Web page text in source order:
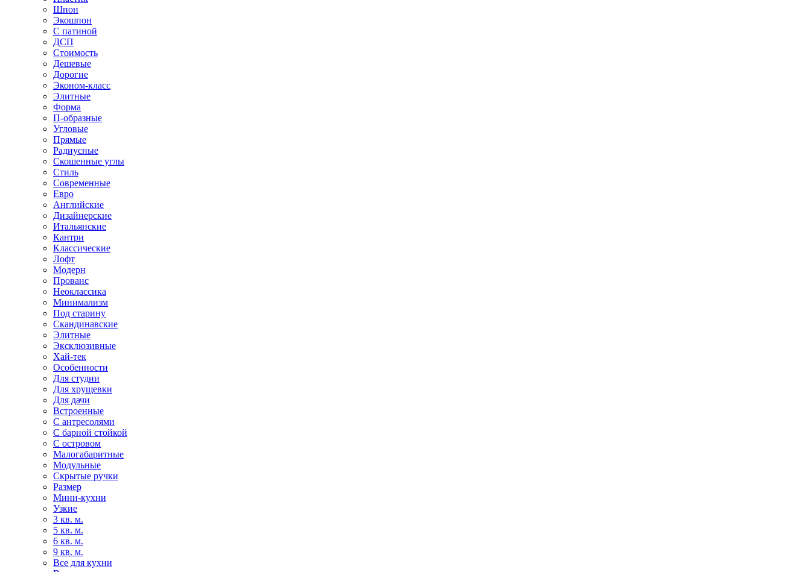
Шпон
Экошпон
С патиной
ДСП
Стоимость
Дешевые
Дорогие
Эконом-класс
Элитные
Форма
П-образные
Угловые
Прямые
Радиусные
Скошенные углы
Стиль
Современные
Евро
Английские
Дизайнерские
Итальянские
Кантри
Классические
Лофт
Модерн
Прованс
Неоклассика
Минимализм
Под старину
Скандинавские
Элитные
Эксклюзивные
Хай-тек
Особенности
Для студии
Для хрущевки
Для дачи
Встроенные
С антресолями
С барной стойкой
С островом
Малогабаритные
Модульные
Скрытые ручки
Размер
Мини-кухни
Узкие
3 кв. м.
5 кв. м.
6 кв. м.
9 кв. м.
Все для кухни